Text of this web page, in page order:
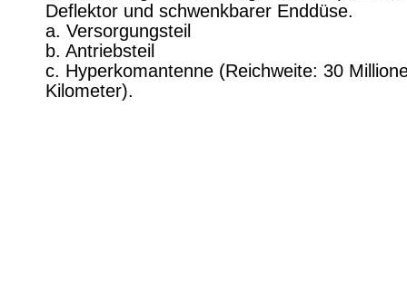
Deflektor und schwenkbarer Enddüse.
a. Versorgungsteil
b. Antriebsteil
c. Hyperkomantenne (Reichweite: 30
Kilometer).